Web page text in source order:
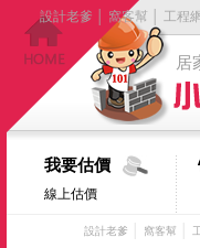
居
設計老爹 窩客幫 工程網
我要估價
線上估價
設計老爹 窩客幫